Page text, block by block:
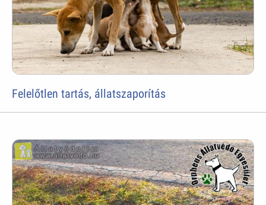
Felelőtlen tartás, állatszaporítás